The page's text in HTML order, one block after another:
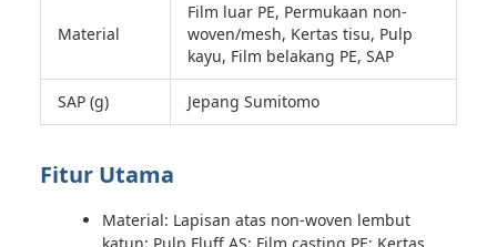
Material
Film luar PE, Permukaan non-
woven/mesh, Kertas tisu, Pulp
kayu, Film belakang PE, SAP
SAP (g) Jepang Sumitomo
Fitur Utama
Material: Lapisan atas non-woven lembut